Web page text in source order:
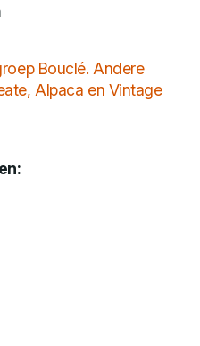
Bouclé. Andere
Alpaca en Vintage